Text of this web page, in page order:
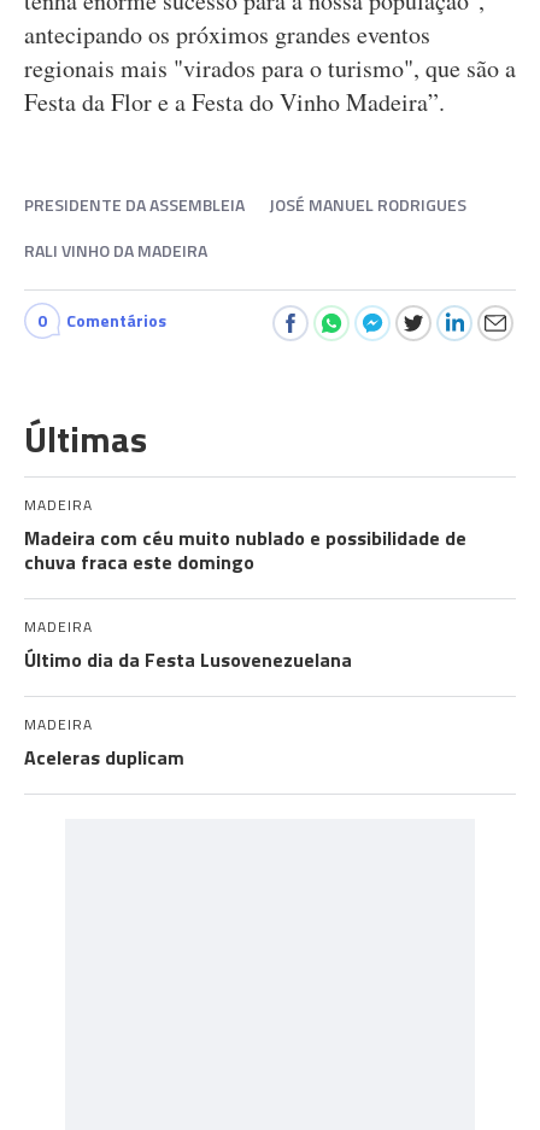
antecipando os próximos grandes eventos
regionais mais "virados para o turismo", que são a
Festa da Flor e a Festa do Vinho Madeira”.
PRESIDENTE DA ASSEMBLEIA
JOSÉ MANUEL RODRIGUES
RALI VINHO DA MADEIRA
0 Comentários
Últimas
MADEIRA
Madeira com céu muito nublado e possibilidade de
chuva fraca este domingo
MADEIRA
Último dia da Festa Lusovenezuelana
MADEIRA
Aceleras duplicam